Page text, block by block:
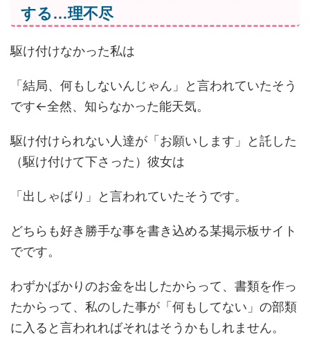
する…理不尽
駆け付けなかった私は
「結局、何もしないんじゃん」と言われていたそう
です←全然、知らなかった能天気。
駆け付けられない人達が「お願いします」と託した
（駆け付けて下さった）彼女は
「出しゃばり」と言われていたそうです。
どちらも好き勝手な事を書き込める某掲示板サイト
でです。
わずかばかりのお金を出したからって、書類を作っ
たからって、私のした事が「何もしてない」の部類
に入ると言われればそれはそうかもしれません。